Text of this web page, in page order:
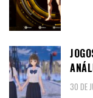
30 DE